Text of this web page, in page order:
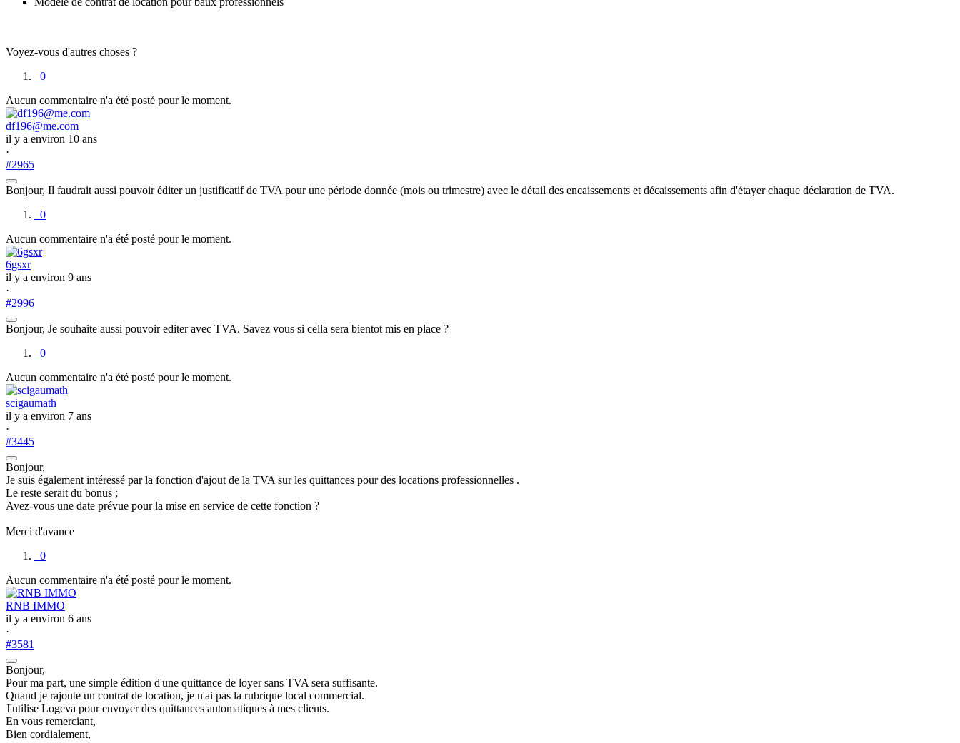
Voyez-vous d'autres choses ?
0
Aucun commentaire n'a été posté pour le moment.
df196@me.com
il y a environ 10 ans
·
#2965
Bonjour, Il faudrait aussi pouvoir éditer un justificatif de TVA pour une période donnée (mois ou trimestre) avec le détail des encaissements et décaissements afin d'étayer chaque déclaration de TVA.
0
Aucun commentaire n'a été posté pour le moment.
6gsxr
il y a environ 9 ans
·
#2996
Bonjour, Je souhaite aussi pouvoir editer avec TVA. Savez vous si cella sera bientot mis en place ?
0
Aucun commentaire n'a été posté pour le moment.
scigaumath
il y a environ 7 ans
·
#3445
Bonjour,
Je suis également intéressé par la fonction d'ajout de la TVA sur les quittances pour des locations professionnelles .
Le reste serait du bonus ;
Avez-vous une date prévue pour la mise en service de cette fonction ?
Merci d'avance
0
Aucun commentaire n'a été posté pour le moment.
RNB IMMO
il y a environ 6 ans
·
#3581
Bonjour,
Pour ma part, une simple édition d'une quittance de loyer sans TVA sera suffisante.
Quand je rajoute un contrat de location, je n'ai pas la rubrique local commercial.
J'utilise Logeva pour envoyer des quittances automatiques à mes clients.
En vous remerciant,
Bien cordialement,